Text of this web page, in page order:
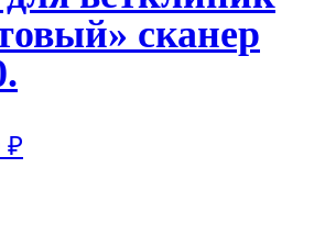
сканер
₽